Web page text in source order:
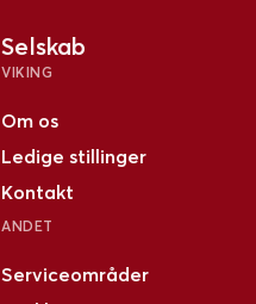
Selskab
VIKING
Om os
Ledige stillinger
Kontakt
ANDET
Serviceområder